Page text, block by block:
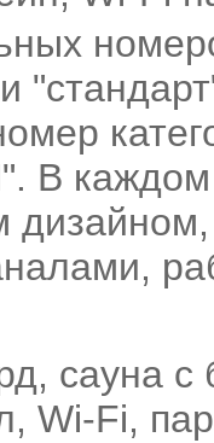
В
сауна с
Wi-Fi,